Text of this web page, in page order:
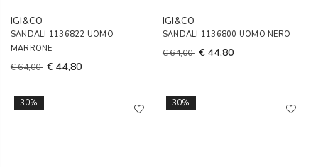
IGI&CO
SANDALI 1136822 UOMO
MARRONE
€ 64,00 € 44,80
IGI&CO
SANDALI 1136800 UOMO NERO
€ 64,00 € 44,80
30% 30%